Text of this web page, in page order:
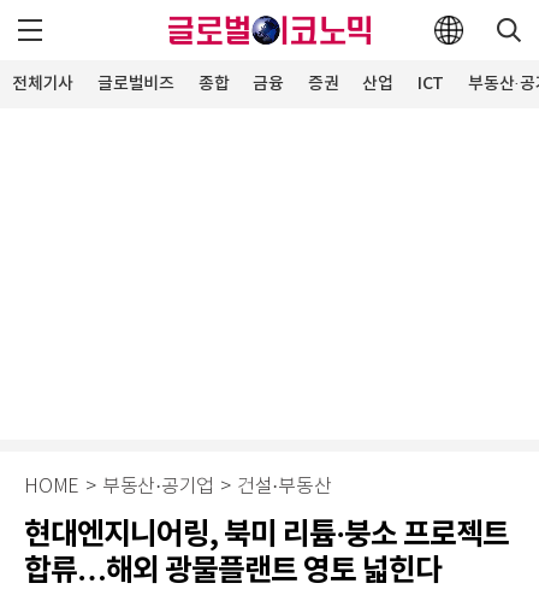
전체기사 글로벌비즈 종합 금융 증권 산업 ICT 부동산·
HOME > 부동산·공기업 > 건설·부동산
현대엔지니어링, 북미 리튬·붕소 프로젝트
합류…해외 광물플랜트 영토 넓힌다